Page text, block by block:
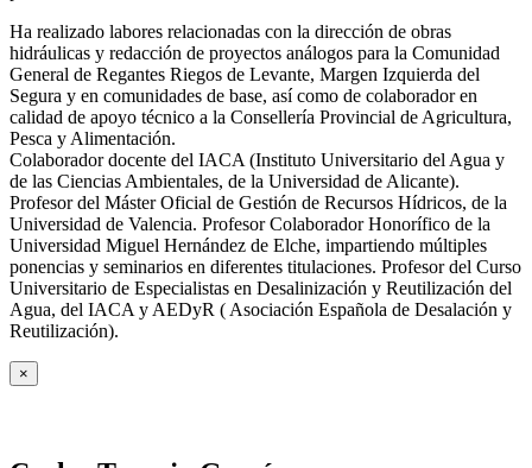
Ha realizado labores relacionadas con la dirección de obras
hidráulicas y redacción de proyectos análogos para la Comunidad
General de Regantes Riegos de Levante, Margen Izquierda del
Segura y en comunidades de base, así como de colaborador en
calidad de apoyo técnico a la Consellería Provincial de Agricultura,
Pesca y Alimentación.
Colaborador docente del IACA (Instituto Universitario del Agua y
de las Ciencias Ambientales, de la Universidad de Alicante).
Profesor del Máster Oficial de Gestión de Recursos Hídricos, de la
Universidad de Valencia. Profesor Colaborador Honorífico de la
Universidad Miguel Hernández de Elche, impartiendo múltiples
ponencias y seminarios en diferentes titulaciones. Profesor del Curso
Universitario de Especialistas en Desalinización y Reutilización del
Agua, del IACA y AEDyR ( Asociación Española de Desalación y
Reutilización).
×